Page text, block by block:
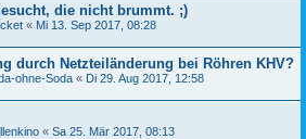
die nicht brummt. ;)
« Mi 13. Sep 2017, 08:28
durch Netzteiländerung bei Röhren KHV?
ohne-Soda « Di 29. Aug 2017, 12:58
« Sa 25. Mär 2017, 08:13